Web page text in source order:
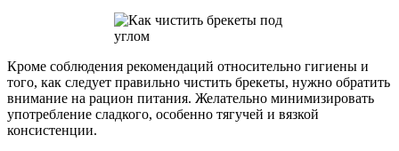
Кроме соблюдения рекомендаций относительно гигиены и
того, как следует правильно чистить брекеты, нужно обратить
внимание на рацион питания. Желательно минимизировать
употребление сладкого, особенно тягучей и вязкой
консистенции.